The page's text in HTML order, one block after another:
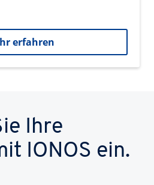
erfahren
Ihre
IONOS ein.